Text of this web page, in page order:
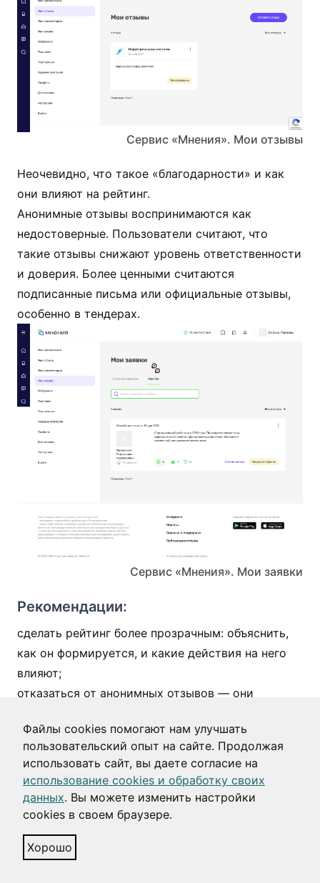
Сервис «Мнения». Мои отзывы
Неочевидно, что такое «благодарности» и как
они влияют на рейтинг.
Анонимные отзывы воспринимаются как
недостоверные. Пользователи считают, что
такие отзывы снижают уровень ответственности
и доверия. Более ценными считаются
подписанные письма или официальные отзывы,
особенно в тендерах.
Сервис «Мнения». Мои заявки
Рекомендации:
сделать рейтинг более прозрачным: объяснить,
как он формируется, и какие действия на него
влияют;
отказаться от анонимных отзывов — они
надёжный источник информации;
предложить более удобный способ
отслеживания рейтинга поставщиков
спецоборудования, товаров и услуг.
Файлы cookies помогают нам улучшать
пользовательский опыт на сайте. Продолжая
использовать сайт, вы даете согласие на
использование cookies и обработку своих
данных. Вы можете изменить настройки
cookies в своем браузере.
Хорошо